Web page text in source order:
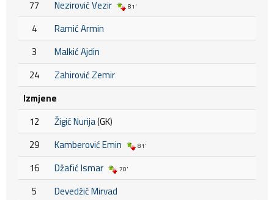
77 Nezirović Vezir 81'
4
Ramić Armin
3
Malkić Ajdin
24
Zahirović Zemir
Izmjene
12
Žigić Nurija(GK)
29
Kamberović Emin 81'
16 Džafić Ismar 70'
5
Devedžić Mirvad